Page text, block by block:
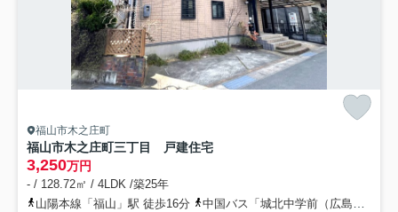
福山市木之庄町
福山市木之庄町三丁目 戸建住宅
3,250万円
- / 128.72㎡ / 4LDK /築25年
山陽本線「福山」駅 徒歩16分
中国バス「城北中学前（広島県）」バス停下車 徒歩1分